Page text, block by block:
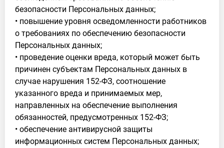
безопасности Персональных данных;
• повышение уровня осведомленности работников
о требованиях по обеспечению безопасности
Персональных данных;
• проведение оценки вреда, который может быть
причинен субъектам Персональных данных в
случае нарушения 152-ФЗ, соотношение
указанного вреда и принимаемых мер,
направленных на обеспечение выполнения
обязанностей, предусмотренных 152-ФЗ;
• обеспечение антивирусной защиты
информационных систем Персональных данных;